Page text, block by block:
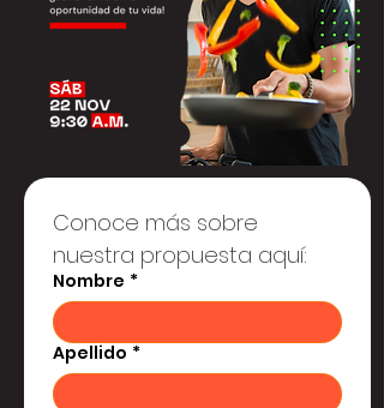
Conoce más sobre
nuestra propuesta aquí:
Nombre *
Apellido *